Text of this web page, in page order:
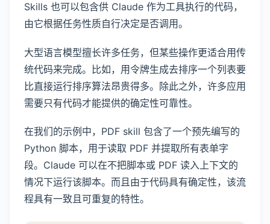
Skills 也可以包含供 Claude 作为工具执行的代码，
由它根据任务性质自行决定是否调用。
大型语言模型擅长许多任务，但某些操作更适合用传
统代码来完成。比如，用令牌生成去排序一个列表要
比直接运行排序算法昂贵得多。除此之外，许多应用
需要只有代码才能提供的确定性可靠性。
在我们的示例中，PDF skill 包含了一个预先编写的
Python 脚本，用于读取 PDF 并提取所有表单字
段。Claude 可以在不把脚本或 PDF 读入上下文的
情况下运行该脚本。而且由于代码具有确定性，该流
程具有一致且可重复的特性。